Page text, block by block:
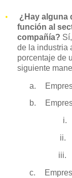
•
¿Hay alguna
función al
compañía?
de la industria
porcentaje de
siguiente
a.
b.
i.
ii.
iii.
c.